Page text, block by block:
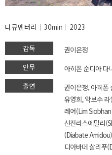
다큐멘터리│30min│2023
감독
권이은정
안무
아히폰 순디아
출연
권이은정, 아히폰
유영희, 악보수
레어(Lim
신전리스에밀리
(Diabate
디아바떼 살리푸